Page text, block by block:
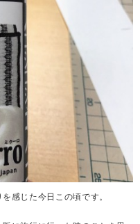
感じた今日この頃です。